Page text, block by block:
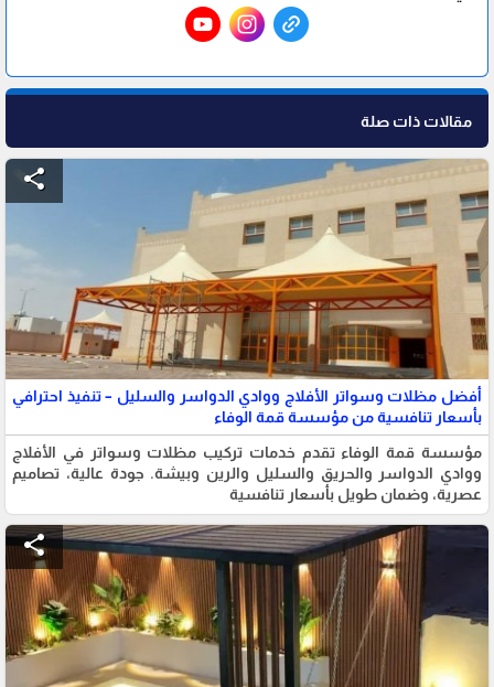
مقالات ذات صلة
share
أفضل مظلات وسواتر الأفلاج ووادي الدواسر والسليل – تنفيذ احترافي
بأسعار تنافسية من مؤسسة قمة الوفاء
مؤسسة قمة الوفاء تقدم خدمات تركيب مظلات وسواتر في الأفلاج
ووادي الدواسر والحريق والسليل والرين وبيشة. جودة عالية، تصاميم
عصرية، وضمان طويل بأسعار تنافسية
share